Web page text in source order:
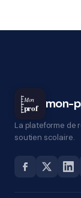
Mon
prof mon-
La plateforme de
soutien scolaire.